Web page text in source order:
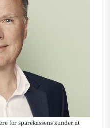
for sparekassens kunder at